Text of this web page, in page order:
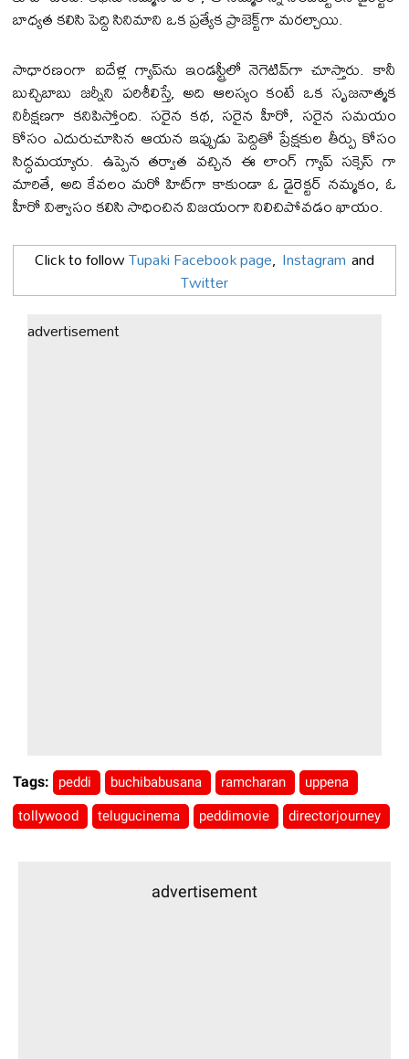
బాధ్యత కలిసి పెద్ది సినిమాని ఒక ప్రత్యేక ప్రాజెక్ట్‌గా మ‌ర‌ల్చాయి.
సాధారణంగా ఐదేళ్ల గ్యాప్‌ను ఇండస్ట్రీలో నెగెటివ్‌గా చూస్తారు. కానీ
బుచ్చిబాబు జ‌ర్నీని పరిశీలిస్తే, అది ఆలస్యం కంటే ఒక సృజనాత్మక
నిరీక్షణగా కనిపిస్తోంది. సరైన కథ, సరైన హీరో, సరైన సమయం
కోసం ఎదురుచూసిన ఆయన ఇప్పుడు పెద్దితో ప్రేక్షకుల తీర్పు కోసం
సిద్ధమయ్యారు. ఉప్పెన తర్వాత వచ్చిన ఈ లాంగ్ గ్యాప్ స‌క్సెస్ గా
మారితే, అది కేవలం మరో హిట్‌గా కాకుండా ఓ డైరెక్ట‌ర్ నమ్మకం, ఓ
హీరో విశ్వాసం కలిసి సాధించిన విజయంగా నిలిచిపోవడం ఖాయం.
Click to followTupaki Facebook page, Instagram and
Twitter
advertisement
Tags: peddi buchibabusana ramcharan uppena
tollywood telugucinema peddimovie directorjourney
advertisement